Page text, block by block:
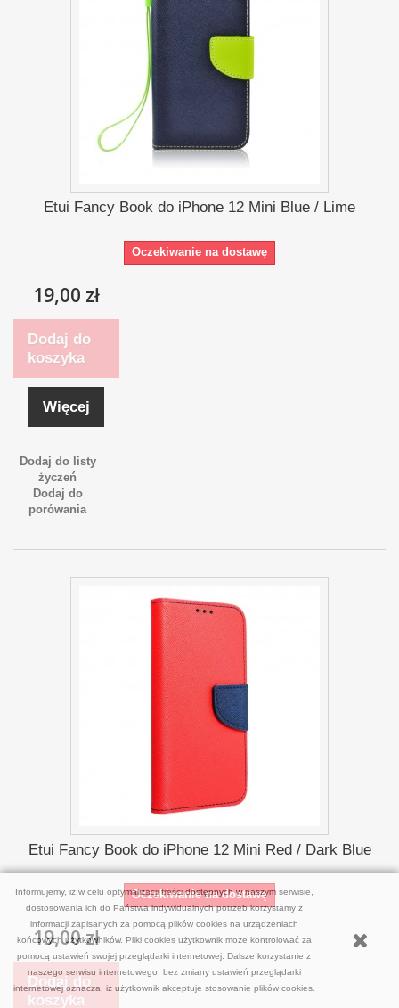
Informujemy, iż w celu optymalizacji treści dostępnych w naszym serwisie,
dostosowania ich do Państwa indywidualnych potrzeb korzystamy z
informacji zapisanych za pomocą plików cookies na urządzeniach
końcowych użytkowników. Pliki cookies użytkownik może kontrolować za
pomocą ustawień swojej przeglądarki internetowej. Dalsze korzystanie z
naszego serwisu internetowego, bez zmiany ustawień przeglądarki
internetowej oznacza, iż użytkownik akceptuje stosowanie plików cookies.
Etui Fancy Book do iPhone 12 Mini Blue / Lime
Oczekiwanie na dostawę
19,00 zł
Dodaj do
koszyka
Więcej
Dodaj do listy
życzeń
Dodaj do
porówania
Etui Fancy Book do iPhone 12 Mini Red / Dark Blue
Oczekiwanie na dostawę
19,00 zł
Dodaj do
koszyka